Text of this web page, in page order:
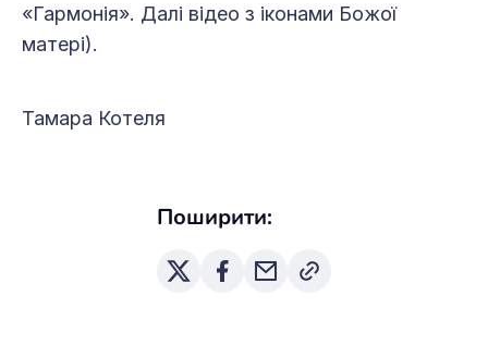
«Гармонія». Далі відео з іконами Божої
матері).
Тамара Котеля
Поширити: